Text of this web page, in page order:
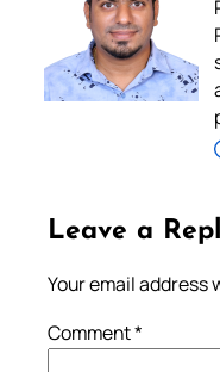
Follow
Leave a
Your email address
Comment*